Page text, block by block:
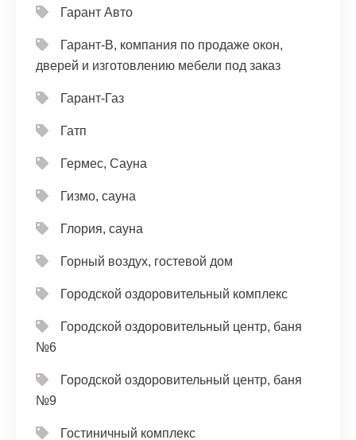
Гарант Авто
Гарант-В, компания по продаже окон,
дверей и изготовлению мебели под заказ
Гарант-Газ
Гатп
Гермес, Сауна
Гизмо, сауна
Глория, сауна
Горный воздух, гостевой дом
Городской оздоровительный комплекс
Городской оздоровительный центр, баня
№6
Городской оздоровительный центр, баня
№9
Гостиничный комплекс